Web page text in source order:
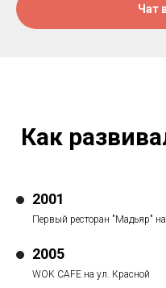
Чат
Как
2001
Первый ресторан "Мадьяр"
2005
WOK CAFE на ул. Красной